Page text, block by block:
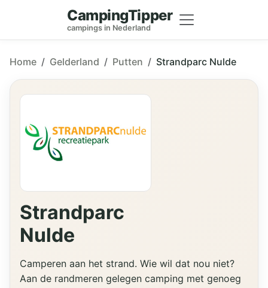
CampingTipper
campings in Nederland
Home Gelderland Putten Strandparc Nulde
Strandparc
Nulde
Camperen aan het strand. Wie wil dat nou niet?
Aan de randmeren gelegen camping met genoeg